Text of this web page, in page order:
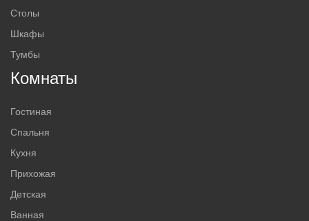
Столы
Шкафы
Тумбы
Комнаты
Гостиная
Спальня
Кухня
Прихожая
Детская
Ванная